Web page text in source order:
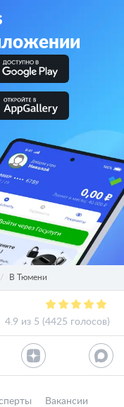
В Тюмени
4.9 из 5 (4425 голосов)
Вакансии